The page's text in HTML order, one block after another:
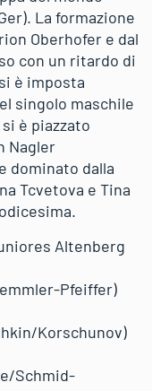
La formazione
Oberhofer e dal
con un ritardo di
è imposta
singolo maschile
è piazzato
Nagler
dominato dalla
Tcvetova e Tina
Altenberg
Pfeiffer)
Korschunov)
Schmid-